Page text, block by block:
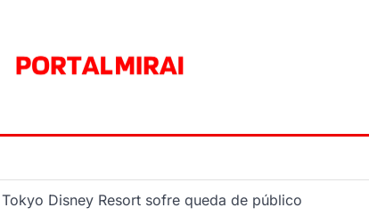
Disney Resort sofre queda de público